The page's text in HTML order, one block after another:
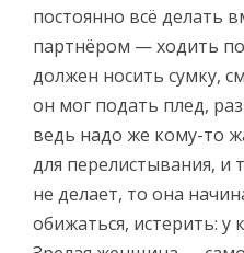
постоянно всё делать
партнёром — ходить
должен носить сумку,
он мог подать плед,
ведь надо же кому-то
для перелистывания, и
не делает, то она
обижаться, истерить: у